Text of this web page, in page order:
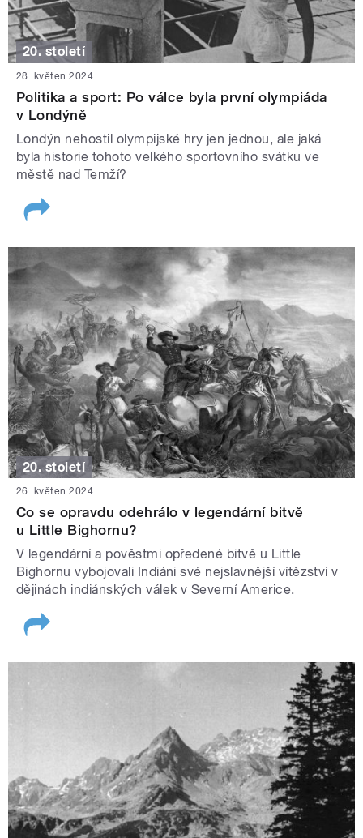
20. století
28. květen 2024
Politika a sport: Po válce byla první olympiáda
v Londýně
Londýn nehostil olympijské hry jen jednou, ale jaká
byla historie tohoto velkého sportovního svátku ve
městě nad Temží?
20. století
26. květen 2024
Co se opravdu odehrálo v legendární bitvě
u Little Bighornu?
V legendární a pověstmi opředené bitvě u Little
Bighornu vybojovali Indiáni své nejslavnější vítězství v
dějinách indiánských válek v Severní Americe.